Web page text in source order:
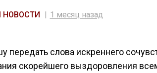
НОВОСТИ 1 месяц назад
передать слова искреннего
скорейшего выздоровления